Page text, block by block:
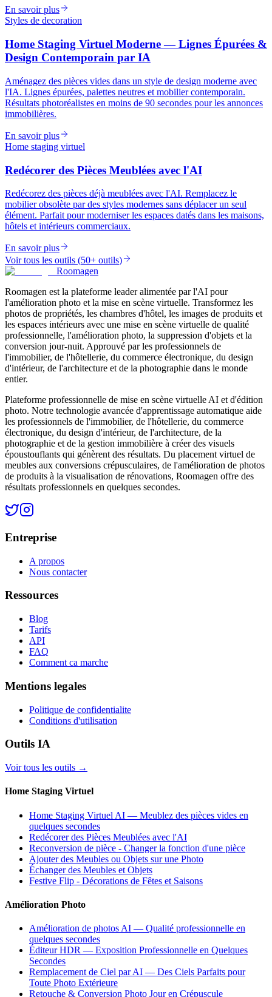
En savoir plus
Styles de decoration
Home Staging Virtuel Moderne — Lignes Épurées &
Design Contemporain par IA
Aménagez des pièces vides dans un style de design moderne avec
l'IA. Lignes épurées, palettes neutres et mobilier contemporain.
Résultats photoréalistes en moins de 90 secondes pour les annonces
immobilières.
En savoir plus
Home staging virtuel
Redécorer des Pièces Meublées avec l'AI
Redécorez des pièces déjà meublées avec l'AI. Remplacez le
mobilier obsolète par des styles modernes sans déplacer un seul
élément. Parfait pour moderniser les espaces datés dans les maisons,
hôtels et intérieurs commerciaux.
En savoir plus
Voir tous les outils (50+ outils)
Roomagen
Roomagen est la plateforme leader alimentée par l'AI pour
l'amélioration photo et la mise en scène virtuelle. Transformez les
photos de propriétés, les chambres d'hôtel, les images de produits et
les espaces intérieurs avec une mise en scène virtuelle de qualité
professionnelle, l'amélioration photo, la suppression d'objets et la
conversion jour-nuit. Approuvé par les professionnels de
l'immobilier, de l'hôtellerie, du commerce électronique, du design
d'intérieur, de l'architecture et de la photographie dans le monde
entier.
Plateforme professionnelle de mise en scène virtuelle AI et d'édition
photo. Notre technologie avancée d'apprentissage automatique aide
les professionnels de l'immobilier, de l'hôtellerie, du commerce
électronique, du design d'intérieur, de l'architecture, de la
photographie et de la gestion immobilière à créer des visuels
époustouflants qui génèrent des résultats. Du placement virtuel de
meubles aux conversions crépusculaires, de l'amélioration de photos
de produits à la visualisation de rénovations, Roomagen offre des
résultats professionnels en quelques secondes.
Entreprise
A propos
Nous contacter
Ressources
Blog
Tarifs
API
FAQ
Comment ca marche
Mentions legales
Politique de confidentialite
Conditions d'utilisation
Outils IA
Voir tous les outils →
Home Staging Virtuel
Home Staging Virtuel AI — Meublez des pièces vides en
quelques secondes
Redécorer des Pièces Meublées avec l'AI
Reconversion de pièce - Changer la fonction d'une pièce
Ajouter des Meubles ou Objets sur une Photo
Échanger des Meubles et Objets
Festive Flip - Décorations de Fêtes et Saisons
Amélioration Photo
Amélioration de photos AI — Qualité professionnelle en
quelques secondes
Éditeur HDR — Exposition Professionnelle en Quelques
Secondes
Remplacement de Ciel par AI — Des Ciels Parfaits pour
Toute Photo Extérieure
Retouche & Conversion Photo Jour en Crépuscule